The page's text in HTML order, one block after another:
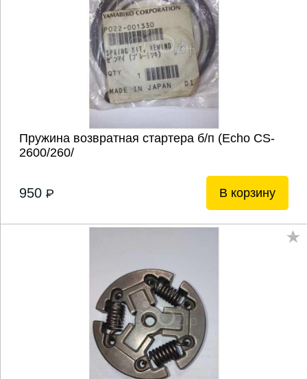
Пружина возвратная стартера б/п (Echo CS-
2600/260/
950 P В корзину